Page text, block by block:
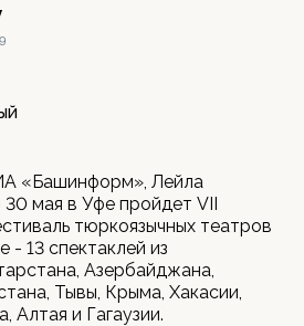
«Башинформ», Лейла
мая в Уфе пройдет VII
тюркоязычных театров
- 13 спектаклей из
Азербайджана,
Тывы, Крыма, Хакасии,
Алтая и Гагаузии.